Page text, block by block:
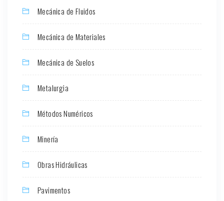
Mecánica de Fluidos
Mecánica de Materiales
Mecánica de Suelos
Metalurgia
Métodos Numéricos
Minería
Obras Hidráulicas
Pavimentos